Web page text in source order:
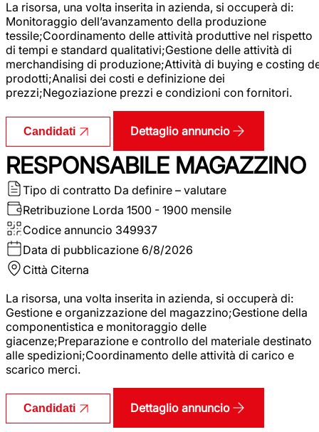
La risorsa, una volta inserita in azienda, si occuperà di:
Monitoraggio dell’avanzamento della produzione
tessile;Coordinamento delle attività produttive nel rispetto
di tempi e standard qualitativi;Gestione delle attività di
merchandising di produzione;Attività di buying e costing
prodotti;Analisi dei costi e definizione dei
prezzi;Negoziazione prezzi e condizioni con fornitori.
Candidati Dettaglio annuncio
RESPONSABILE MAGAZZINO
Tipo di contratto Da definire – valutare
Retribuzione Lorda 1500 - 1900 mensile
Codice annuncio 349937
Data di pubblicazione 6/8/2026
Città Citerna
La risorsa, una volta inserita in azienda, si occuperà di:
Gestione e organizzazione del magazzino;Gestione della
componentistica e monitoraggio delle
giacenze;Preparazione e controllo del materiale destinato
alle spedizioni;Coordinamento delle attività di carico e
scarico merci.
Candidati Dettaglio annuncio